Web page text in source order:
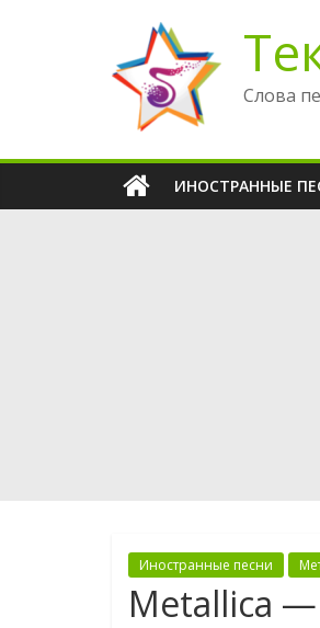
содержимому
Слова
ИНОСТРАННЫЕ
Иностранные песни
Metallica —